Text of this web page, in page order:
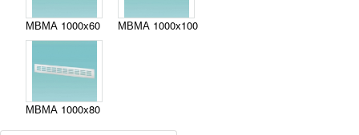
МВМА 1000х60
МВМА 1000х80
МВМА 1000х100